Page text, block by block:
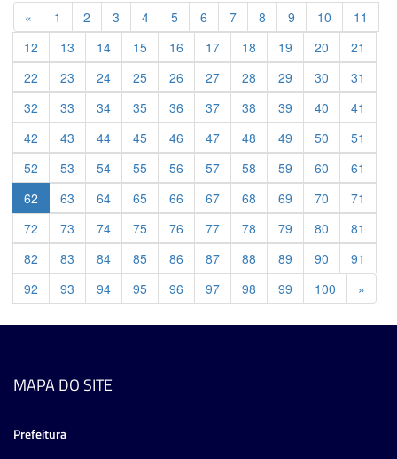
« Previous
1 2 3 4 5 6 7 8 9 10
11
12
13 14 15 16 17 18 19 20
21
22
23 24 25 26 27 28 29 30
31
32
33 34 35 36 37 38 39 40
41
42
43 44 45 46 47 48 49 50
51
52
53 54 55 56 57 58 59 60
61
62
63 64 65 66 67 68 69 70
71
72
73 74 75 76 77 78 79 80
81
82
83 84 85 86 87 88 89 90
91
92
93 94 95 96 97 98 99 100 »
MAPA DO SITE
Prefeitura